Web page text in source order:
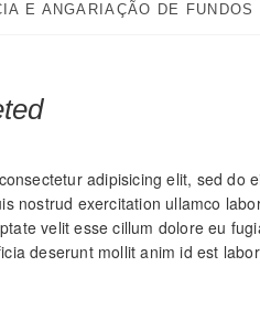
E ANGARIAÇÃO DE FUNDOS
adipisicing elit, sed
nostrud exercitation ullamco
velit esse cillum dolore eu
deserunt mollit anim id est